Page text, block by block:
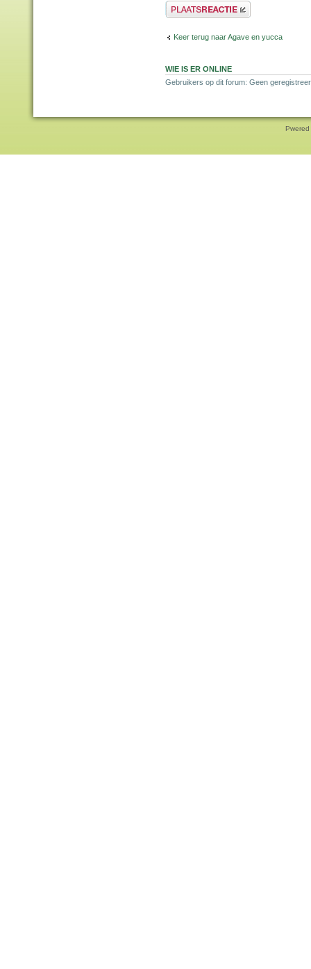
Plaats een reactie
Keer terug naar Agave en yucca
WIE IS ER ONLINE
Gebruikers op dit forum: Geen